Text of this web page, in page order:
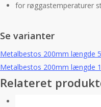
for røggastemperaturer
Se varianter
Metalbestos 200mm længde
Metalbestos 200mm længde
Relateret